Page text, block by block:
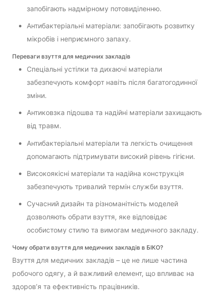
запобігають надмірному потовиділенню.
Антибактеріальні матеріали: запобігають розвитку
мікробів і неприємного запаху.
Переваги взуття для медичних закладів
Спеціальні устілки та дихаючі матеріали
забезпечують комфорт навіть після багатогодинної
зміни.
Антиковзка підошва та надійні матеріали захищають
від травм.
Антибактеріальні матеріали та легкість очищення
допомагають підтримувати високий рівень гігієни.
Високоякісні матеріали та надійна конструкція
забезпечують тривалий термін служби взуття.
Сучасний дизайн та різноманітність моделей
дозволяють обрати взуття, яке відповідає
особистому стилю та вимогам медичного закладу.
Чому обрати взуття для медичних закладів в БІКО?
Взуття для медичних закладів – це не лише частина
робочого одягу, а й важливий елемент, що впливає на
здоров’я та ефективність працівників.